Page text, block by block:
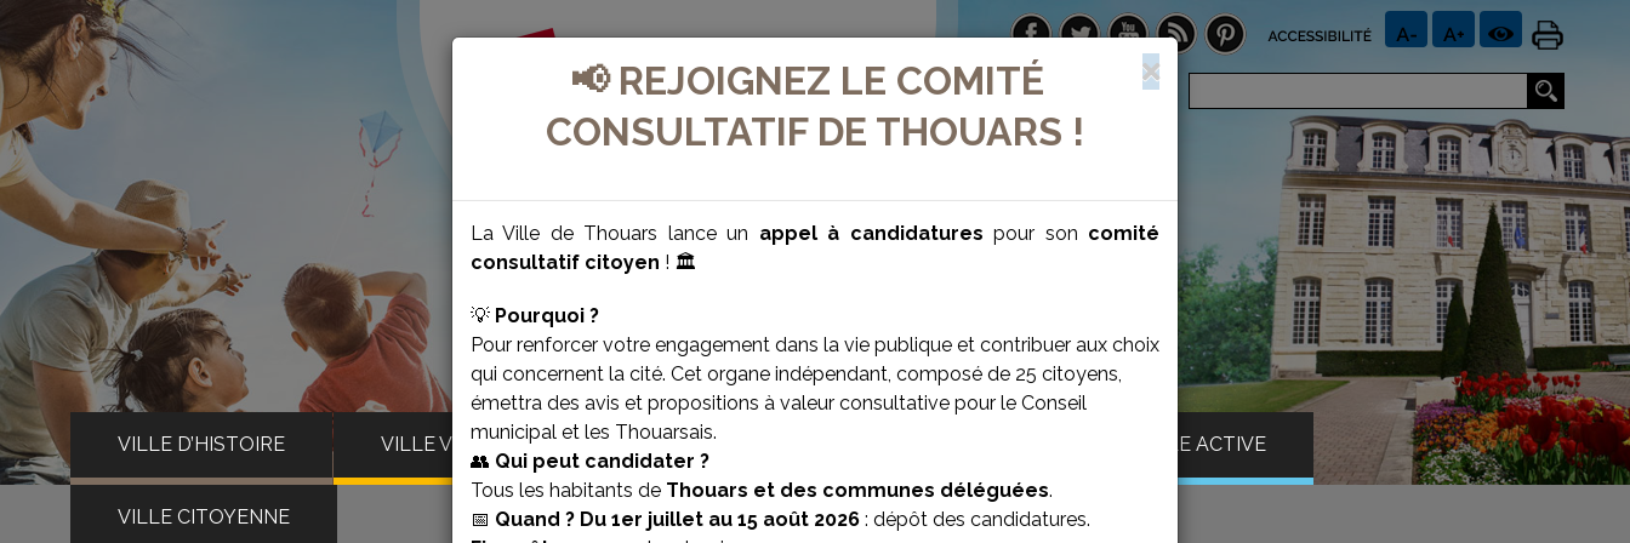
📢 REJOIGNEZ LE COMITÉ
CONSULTATIF DE THOUARS !
La Ville de Thouars lance un appel à candidatures pour son comité
consultatif citoyen ! 🏛️
💡 Pourquoi ?
Pour renforcer votre engagement dans la vie publique et contribuer aux choix
qui concernent la cité. Cet organe indépendant, composé de 25 citoyens,
émettra des avis et propositions à valeur consultative pour le Conseil
municipal et les Thouarsais.
👥 Qui peut candidater ?
Tous les habitants de Thouars et des communes déléguées.
📅 Quand ? Du 1er juillet au 15 août 2026 : dépôt des candidatures.
VILLE D’HISTOIRE VILLE VIVANTE VILLE BIEN-ÊTRE VILLE ACTIVE
VILLE CITOYENNE